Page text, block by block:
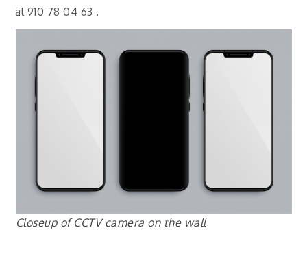
al 910 78 04 63 .
Closeup of CCTV camera on the wall